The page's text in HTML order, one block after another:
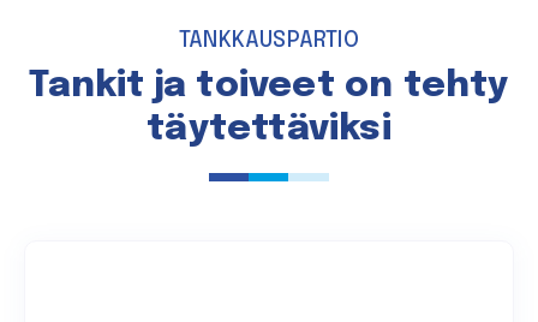
TANKKAUSPARTIO
Tankit ja toiveet on tehty
täytettäviksi